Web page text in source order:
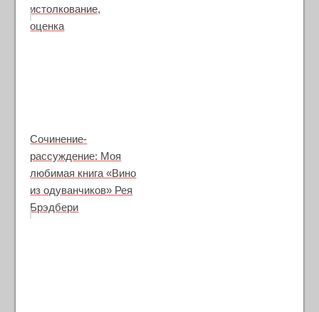
истолкование,
оценка
Сочинение-
рассуждение: Моя
любимая книга «Вино
из одуванчиков» Рея
Брэдбери